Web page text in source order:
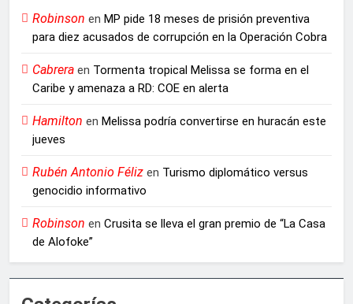
Robinson en MP pide 18 meses de prisión preventiva
para diez acusados de corrupción en la Operación Cobra
Cabrera en Tormenta tropical Melissa se forma en el
Caribe y amenaza a RD: COE en alerta
Hamilton en Melissa podría convertirse en huracán este
jueves
Rubén Antonio Féliz en Turismo diplomático versus
genocidio informativo
Robinson en Crusita se lleva el gran premio de “La Casa
de Alofoke”